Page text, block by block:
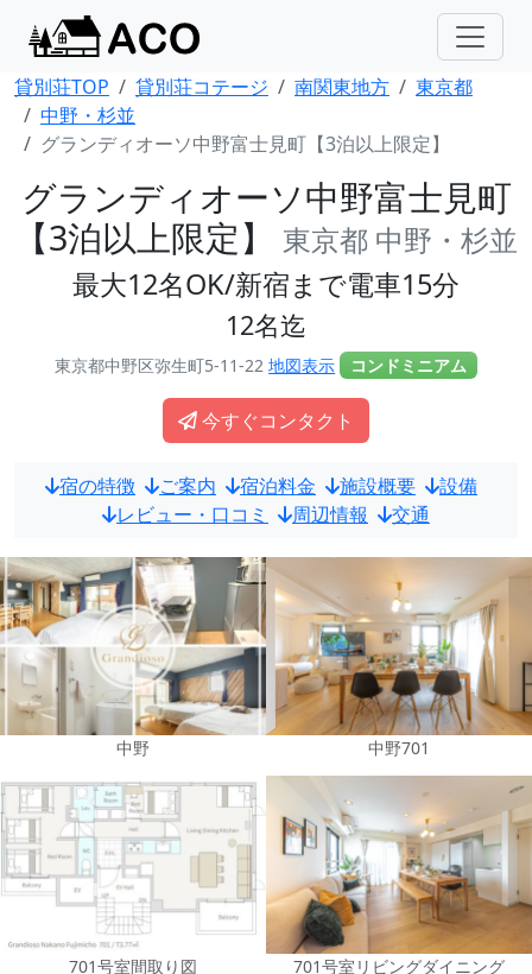
貸別荘TOP 貸別荘コテージ 南関東地方
東京都
中野・杉並
グランディオーソ中野富士見町【3泊以上限定】
グランディオーソ中野富士見町
【3泊以上限定】
東京都 中野・杉並
最大12名OK/新宿まで電車15分
12名迄
東京都中野区弥生町5-11-22地図表示 コンドミニアム
今すぐコンタクト
宿の特徴 ご案内 宿泊料金 施設概要
設備
レビュー・口コミ
周辺情報 交通
中野 中野701
701号室間取り図 701号室リビングダイニング